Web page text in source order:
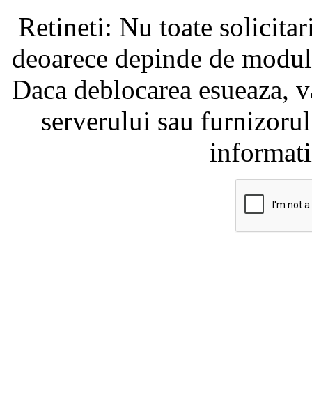
Retineti: Nu toate
deoarece depinde de
Daca deblocarea
serverului sau